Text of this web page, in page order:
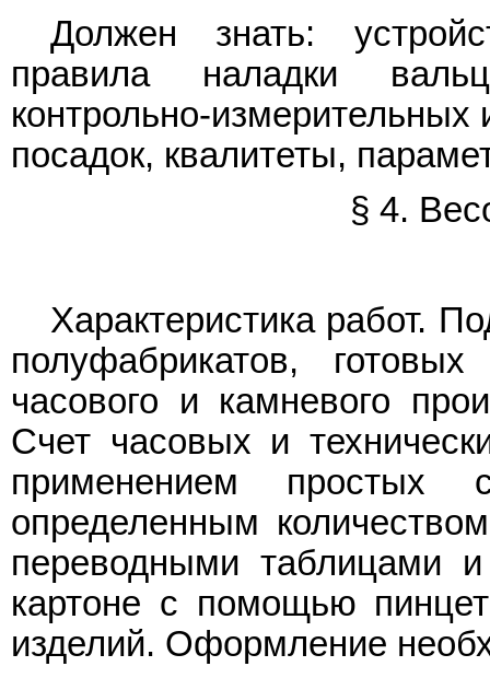
Должен знать:
правила наладки
контрольно-измерительных
посадок, квалитеты,
§ 4.
Характеристика работ.
полуфабрикатов,
часового и камневого
Счет часовых и
применением простых
определенным
переводными таблицами
картоне с помощью
изделий. Оформление